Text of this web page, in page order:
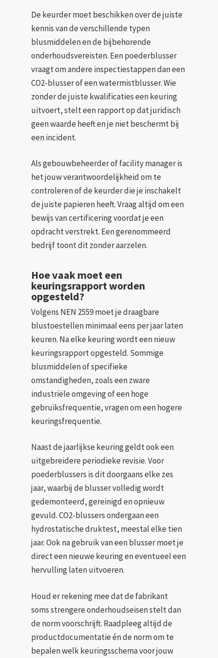
De keurder moet beschikken over de juiste
kennis van de verschillende typen
blusmiddelen en de bijbehorende
onderhoudsvereisten. Een poederblusser
vraagt om andere inspectiestappen dan een
CO2-blusser of een watermistblusser. Wie
zonder de juiste kwalificaties een keuring
uitvoert, stelt een rapport op dat juridisch
geen waarde heeft en je niet beschermt bij
een incident.
Als gebouwbeheerder of facility manager is
het jouw verantwoordelijkheid om te
controleren of de keurder die je inschakelt
de juiste papieren heeft. Vraag altijd om een
bewijs van certificering voordat je een
opdracht verstrekt. Een gerenommeerd
bedrijf toont dit zonder aarzelen.
Hoe vaak moet een
keuringsrapport worden
opgesteld?
Volgens NEN 2559 moet je draagbare
blustoestellen minimaal eens per jaar laten
keuren. Na elke keuring wordt een nieuw
keuringsrapport opgesteld. Sommige
blusmiddelen of specifieke
omstandigheden, zoals een zware
industriële omgeving of een hoge
gebruiksfrequentie, vragen om een hogere
keuringsfrequentie.
Naast de jaarlijkse keuring geldt ook een
uitgebreidere periodieke revisie. Voor
poederblussers is dit doorgaans elke zes
jaar, waarbij de blusser volledig wordt
gedemonteerd, gereinigd en opnieuw
gevuld. CO2-blussers ondergaan een
hydrostatische druktest, meestal elke tien
jaar. Ook na gebruik van een blusser moet je
direct een nieuwe keuring en eventueel een
hervulling laten uitvoeren.
Houd er rekening mee dat de fabrikant
soms strengere onderhoudseisen stelt dan
de norm voorschrijft. Raadpleeg altijd de
productdocumentatie én de norm om te
bepalen welk keuringsschema voor jouw